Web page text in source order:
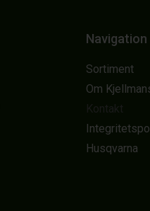
Navigation
Sortiment
Om
Husqvarna